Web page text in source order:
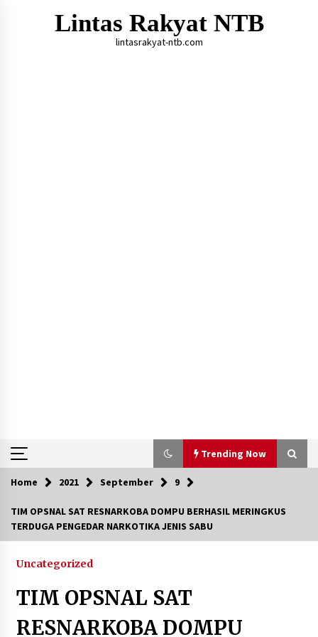
Lintas Rakyat NTB
lintasrakyat-ntb.com
Trending Now
Trending Now
2 tahun ago
Polsek Kempo Serahkan ODGJ ke Ketua DPRD
4 hari ago
Home 2021 September 9
TIM OPSNAL SAT RESNARKOBA DOMPU BERHASIL MERINGKUS
TERDUGA PENGEDAR NARKOTIKA JENIS SABU
Uncategorized
TIM OPSNAL SAT
RESNARKOBA DOMPU